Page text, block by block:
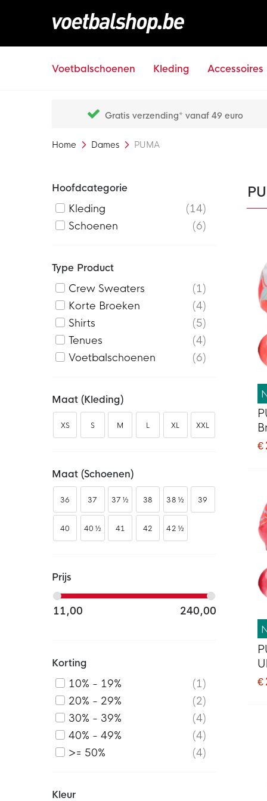
Voetbalschoenen Kleding Accessoires
Gratis verzending* vanaf 49 euro
Home Dames PUMA
€
€
Hoofdcategorie
Kleding
14
Schoenen
6
Type Product
Crew Sweaters
1
Korte Broeken
4
Shirts
5
Tenues
4
Voetbalschoenen
6
Maat (kleding)
XS S M L XL XXL
Maat (schoenen)
36 37 37 ½ 38 38 ½ 39
40 40 ½ 41 42 42 ½
Prijs
11,00 240,00
Korting
10% - 19%
1
20% - 29%
2
30% - 39%
4
40% - 49%
4
>= 50%
4
Kleur